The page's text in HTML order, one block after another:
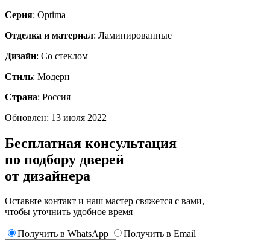
Серия: Optima
Отделка и материал: Ламинированные
Дизайн: Со стеклом
Стиль: Модерн
Страна: Россия
Обновлен: 13 июля 2022
Бесплатная консультация
по подбору дверей
от дизайнера
Оставьте контакт и наш мастер свяжется с вами,
чтобы уточнить удобное время
Получить в WhatsApp Получить в Email